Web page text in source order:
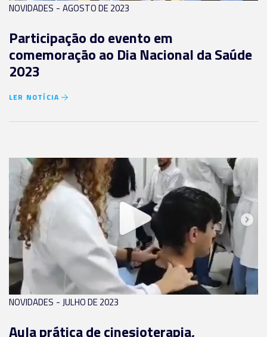
NOVIDADES - AGOSTO DE 2023
Participação do evento em
comemoração ao Dia Nacional da Saúde
2023
LER NOTÍCIA
NOVIDADES - JULHO DE 2023
Aula prática de cinesioterapia,